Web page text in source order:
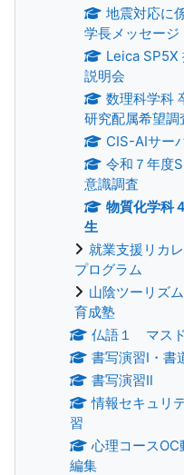
地震対応に
学長メッセージ
Leica SP5X
説明会
数理科学科
研究配属希望調
CIS-AIサー
令和７年度
意識調査
物質化学科
生
就業支援リカ
プログラム
山陰ツーリズ
育成塾
仏語１ マスド
書写演習Ⅰ・書
書写演習Ⅱ
情報セキュリ
習
心理コースOC
編集